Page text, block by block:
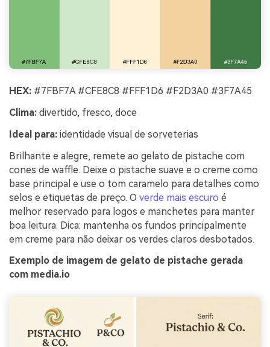
HEX: #7FBF7A #CFE8C8 #FFF1D6 #F2D3A0 #3F7A45
Clima: divertido, fresco, doce
Ideal para: identidade visual de sorveterias
Brilhante e alegre, remete ao gelato de pistache com
cones de waffle. Deixe o pistache suave e o creme como
base principal e use o tom caramelo para detalhes como
selos e etiquetas de preço. O verde mais escuro é
melhor reservado para logos e manchetes para manter
boa leitura. Dica: mantenha os fundos principalmente
em creme para não deixar os verdes claros desbotados.
Exemplo de imagem de gelato de pistache gerada
com media.io